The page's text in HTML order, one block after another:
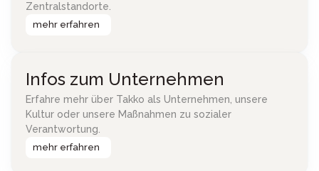
Zentralstandorte.
mehr erfahren
Infos zum Unternehmen
Erfahre mehr über Takko als Unternehmen, unsere
Kultur oder unsere Maßnahmen zu sozialer
Verantwortung.
mehr erfahren